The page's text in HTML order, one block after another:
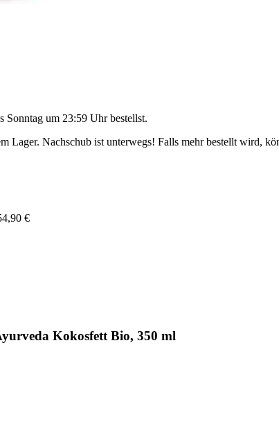
Sonntag um 23:59 Uhrbestellst.
Lager. Nachschub ist unterwegs! Falls mehr bestellt wird,
€
Kokosfett Bio, 350 ml